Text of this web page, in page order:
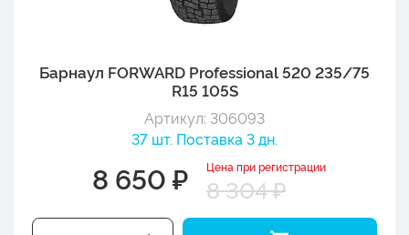
Барнаул FORWARD Professional 520 235/75
R15 105S
Артикул: 306093
37 шт. Поставка 3 дн.
8 650 ₽ Цена при регистрации
8 304 ₽